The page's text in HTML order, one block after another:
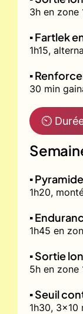
3h en zone
▪️ Fartlek
1h15,
▪️
30 min
⏲
▪️
1h20,
▪️
1h45 en
▪️ Sortie
5h en zone
▪️ Seuil
1h30, 3x10